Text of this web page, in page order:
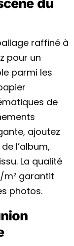
raffiné à
pour un
parmi les
de
ajoutez
l’album,
La qualité
m² garantit
photos.